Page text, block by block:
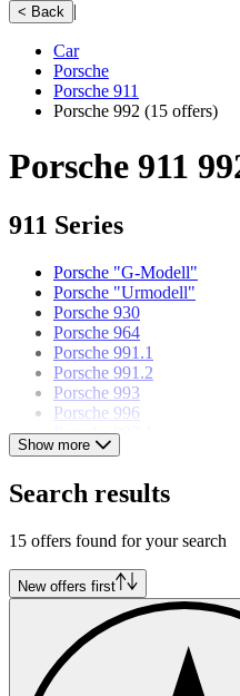
< Back |
Car
Porsche
Porsche 911
Porsche 992 (15 offers)
Porsche 911
911 Series
Porsche "G-Modell"
Porsche "Urmodell"
Porsche 930
Porsche 964
Porsche 991.1
Porsche 991.2
Porsche 993
Porsche 996
Porsche 997.1
Porsche 997.2
Porsche models
Porsche 356
Porsche 912
Porsche 914
Porsche 924
Porsche 928
Porsche 935
Porsche 944
Show more
Search results
15 offers found for your search
New offers first